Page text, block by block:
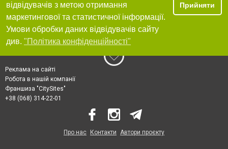
відвідувачів з метою отримання
маркетингової та статистичної інформації.
Умови обробки даних відвідувачів сайту
див. "Політика конфіденційності"
Прийняти
Реклама на сайті
Робота в нашій компанії
Франшиза "CitySites"
+38 (068) 314-22-01
Про нас Контакти Автори проєкту